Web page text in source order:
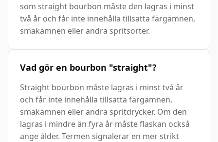
som straight bourbon måste den lagras i minst
två år och får inte innehålla tillsatta färgämnen,
smakämnen eller andra spritsorter.
Vad gör en bourbon "straight"?
Straight bourbon måste lagras i minst två år
och får inte innehålla tillsatta färgämnen,
smakämnen eller andra spritdrycker. Om den
lagras i mindre än fyra år måste flaskan också
ange ålder. Termen signalerar en mer strikt